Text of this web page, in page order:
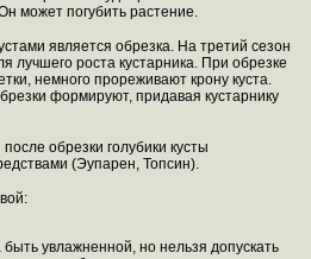
может погубить растение.
является обрезка. На третий сезон
лучшего роста кустарника. При обрезке
немного прореживают крону куста.
формируют, придавая кустарнику
обрезки голубики кусты
(Эупарен, Топсин).
увлажненной, но нельзя допускать